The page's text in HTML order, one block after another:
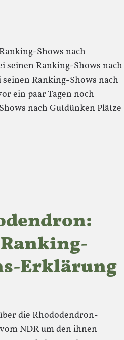
Shows nach
seinen Ranking-Shows nach
Ranking-Shows nach
ein paar Tagen noch
nach Gutdünken Plätze
Erklärung
die Rhododendron-
NDR um den ihnen